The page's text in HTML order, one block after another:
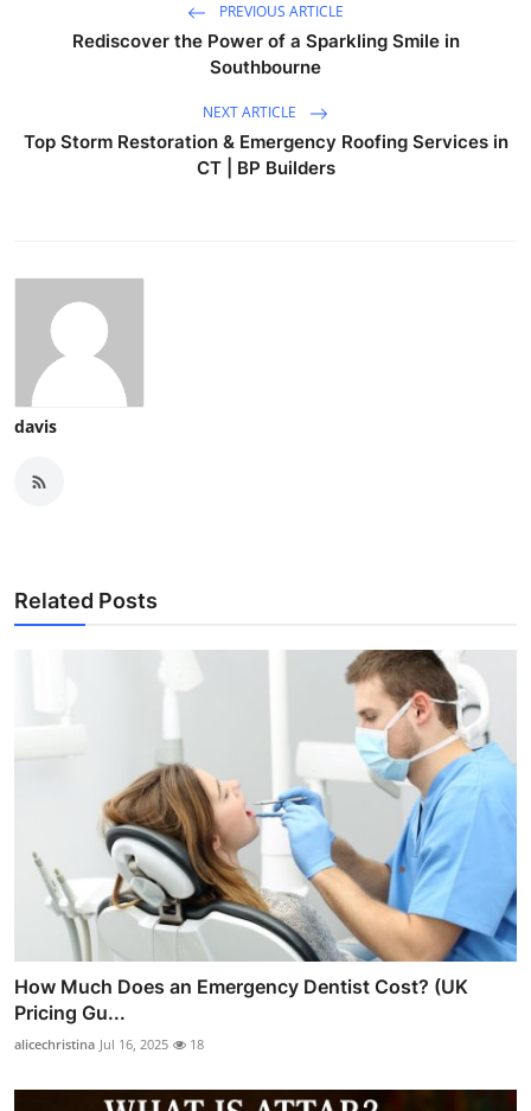
PREVIOUS ARTICLE
Rediscover the Power of a Sparkling Smile in
Southbourne
NEXT ARTICLE
Top Storm Restoration & Emergency Roofing Services in
CT | BP Builders
davis
Related Posts
How Much Does an Emergency Dentist Cost? (UK
Pricing Gu...
alicechristina Jul 16, 2025 18